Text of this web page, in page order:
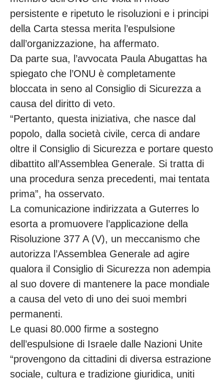
persistente e ripetuto le risoluzioni e i principi
della Carta stessa merita l’espulsione
dall’organizzazione, ha affermato.
Da parte sua, l’avvocata Paula Abugattas ha
spiegato che l’ONU è completamente
bloccata in seno al Consiglio di Sicurezza a
causa del diritto di veto.
“Pertanto, questa iniziativa, che nasce dal
popolo, dalla società civile, cerca di andare
oltre il Consiglio di Sicurezza e portare questo
dibattito all’Assemblea Generale. Si tratta di
una procedura senza precedenti, mai tentata
prima”, ha osservato.
La comunicazione indirizzata a Guterres lo
esorta a promuovere l’applicazione della
Risoluzione 377 A (V), un meccanismo che
autorizza l’Assemblea Generale ad agire
qualora il Consiglio di Sicurezza non adempia
al suo dovere di mantenere la pace mondiale
a causa del veto di uno dei suoi membri
permanenti.
Le quasi 80.000 firme a sostegno
dell’espulsione di Israele dalle Nazioni Unite
“provengono da cittadini di diversa estrazione
sociale, cultura e tradizione giuridica, uniti